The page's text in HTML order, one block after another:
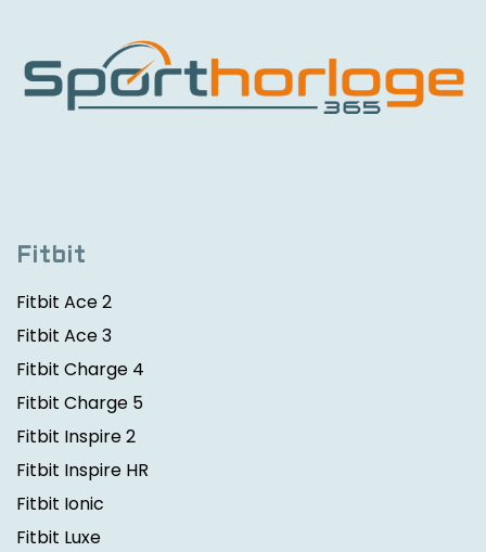
Fitbit
Fitbit Ace 2
Fitbit Ace 3
Fitbit Charge 4
Fitbit Charge 5
Fitbit Inspire 2
Fitbit Inspire HR
Fitbit Ionic
Fitbit Luxe